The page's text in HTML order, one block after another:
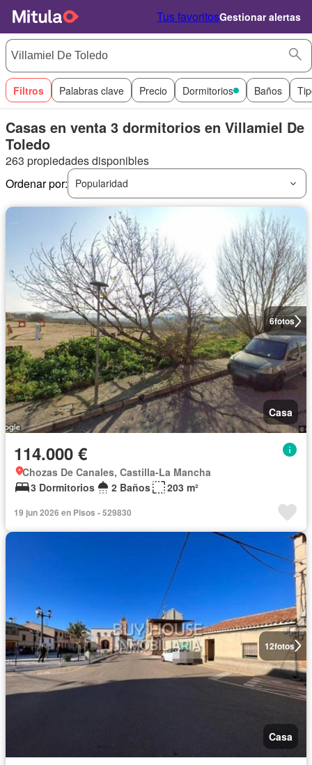
Tus favoritosGestionar alertas
Filtros Palabras clave Precio Dormitorios Baños
Casas en venta 3 dormitorios en Villamiel De
Toledo
263 propiedades disponibles
Ordenar por:
Popularidad
6fotos
Casa
114.000 €
Chozas De Canales, Castilla-La Mancha
3 Dormitorios
2 Baños 203 m²
19 jun 2026 en Pisos - 529830
12fotos
Casa